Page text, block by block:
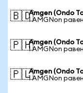
🇧🇩Amgen (Ondo
1 AMGNon
🇵🇭Amgen (Ondo
1 AMGNon
🇵🇱Amgen (Ondo
1 AMGNon равен